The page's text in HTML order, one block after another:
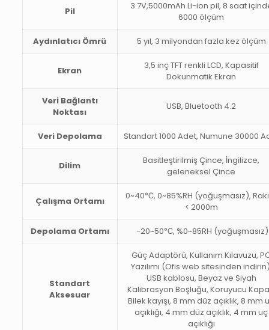
Pil
3.7V,5000mAh Li-ion pil, 8 saat
6000 ölçüm
Aydınlatıcı Ömrü 5 yıl, 3 milyondan fazla kez ölçüm
Ekran
3,5 inç TFT renkli LCD, Kapasitif
Dokunmatik Ekran
Veri Bağlantı
Noktası
USB, Bluetooth 4.2
Veri Depolama Standart 1000 Adet, Numune 30000
Dilim
Basitleştirilmiş Çince, İngilizce,
geleneksel Çince
Çalışma Ortamı
0~40℃, 0~85%RH (yoğuşmasız),
< 2000m
Depolama Ortamı -20~50℃, %0~85RH (yoğuşmasız)
Standart
Aksesuar
Güç Adaptörü, Kullanım Kılavuzu,
Yazılımı (Ofis web sitesinden
USB kablosu, Beyaz ve Siyah
Kalibrasyon Boşluğu, Koruyucu
Bilek kayışı, 8 mm düz açıklık, 8 mm
açıklığı, 4 mm düz açıklık, 4 mm uç
açıklığı